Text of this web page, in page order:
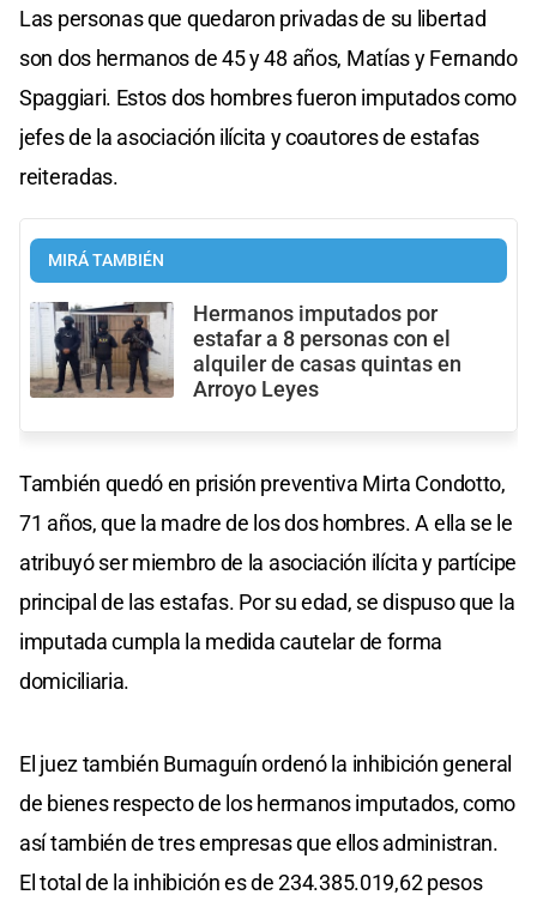
Las personas que quedaron privadas de su libertad
son dos hermanos de 45 y 48 años, Matías y Fernando
Spaggiari. Estos dos hombres fueron imputados como
jefes de la asociación ilícita y coautores de estafas
reiteradas.
MIRÁ TAMBIÉN
Hermanos imputados por
estafar a 8 personas con el
alquiler de casas quintas en
Arroyo Leyes
También quedó en prisión preventiva Mirta Condotto,
71 años, que la madre de los dos hombres. A ella se le
atribuyó ser miembro de la asociación ilícita y partícipe
principal de las estafas. Por su edad, se dispuso que la
imputada cumpla la medida cautelar de forma
domiciliaria.
El juez también Bumaguín ordenó la inhibición general
de bienes respecto de los hermanos imputados, como
así también de tres empresas que ellos administran.
El total de la inhibición es de 234.385.019,62 pesos